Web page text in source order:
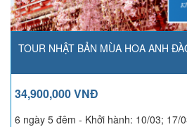
TOUR NHẬT BẢN MÙA HOA ANH
34,900,000 VNĐ
6 ngày 5 đêm - Khởi hành: 10/03; 17/